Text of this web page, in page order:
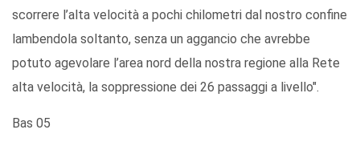
scorrere l’alta velocità a pochi chilometri dal nostro confine
lambendola soltanto, senza un aggancio che avrebbe
potuto agevolare l’area nord della nostra regione alla Rete
alta velocità, la soppressione dei 26 passaggi a livello".
Bas 05